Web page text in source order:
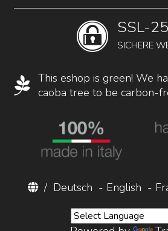
SSL-
SICHERE
This eshop is green! We
caoba tree to be carbon-
/ Deutsch - English -